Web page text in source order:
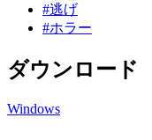
#逃げ
#ホラー
ダウンロード
Windows